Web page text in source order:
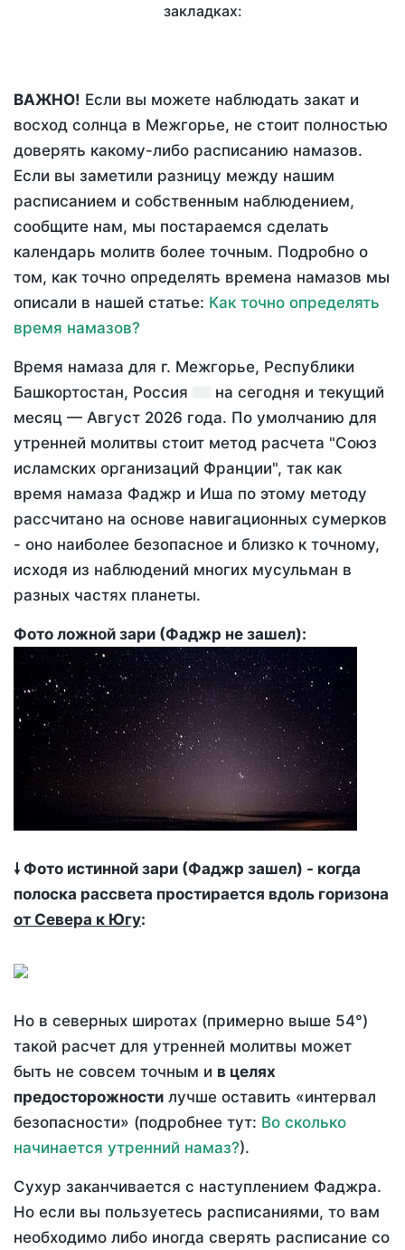
закладках:
ВАЖНО! Если вы можете наблюдать закат и
восход солнца в Межгорье, не стоит полностью
доверять какому-либо расписанию намазов.
Если вы заметили разницу между нашим
расписанием и собственным наблюдением,
сообщите нам, мы постараемся сделать
календарь молитв более точным. Подробно о
том, как точно определять времена намазов мы
описали в нашей статье: Как точно определять
время намазов?
Время намаза для г. Межгорье, Республики
Башкортостан, Россия
на сегодня и текущий
месяц — Август 2026 года. По умолчанию для
утренней молитвы стоит метод расчета "Союз
исламских организаций Франции", так как
время намаза Фаджр и Иша по этому методу
рассчитано на основе навигационных сумерков
- оно наиболее безопасное и близко к точному,
исходя из наблюдений многих мусульман в
разных частях планеты.
Фото ложной зари (Фаджр не зашел):
🠗 Фото истинной зари (Фаджр зашел) - когда
полоска рассвета простирается вдоль горизона
от Севера к Югу:
Но в северных широтах (примерно выше 54°)
такой расчет для утренней молитвы может
быть не совсем точным и в целях
предосторожности лучше оставить «интервал
безопасности» (подробнее тут: Во сколько
начинается утренний намаз?).
Сухур заканчивается с наступлением Фаджра.
Но если вы пользуетесь расписаниями, то вам
необходимо либо иногда сверять расписание со